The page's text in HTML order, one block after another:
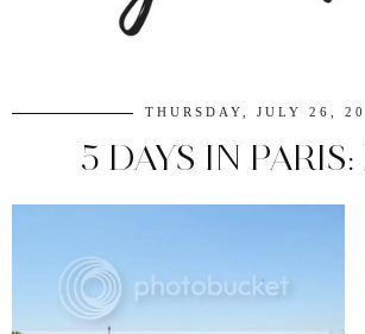
THURSDAY, JULY 26,
5 DAYS IN PARIS: